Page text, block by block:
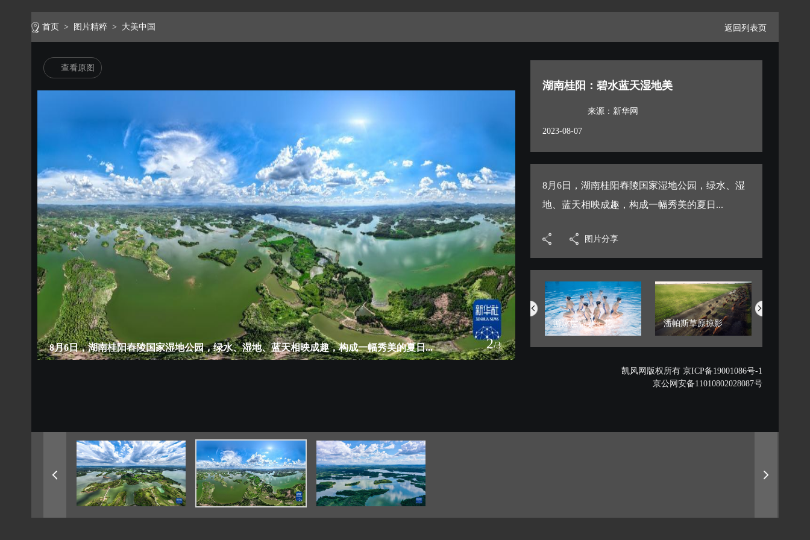
首页 > 图片精粹 > 大美中国 返回列表页
查看原图
8月6日，湖南桂阳舂陵国家湿地公园，绿水、湿地、蓝天相映成趣，构成一幅秀美的夏日... 2/3
湖南桂阳：碧水蓝天湿地美
来源：新华网
2023-08-07
8月6日，湖南桂阳舂陵国家湿地公园，绿水、湿
地、蓝天相映成趣，构成一幅秀美的夏日...
图片分享
中国航空明星产... 网住夏日氛围 ... 游泳世锦赛：花... 潘帕斯草原掠影
凯风网版权所有 京ICP备19001086号-1
京公网安备11010802028087号